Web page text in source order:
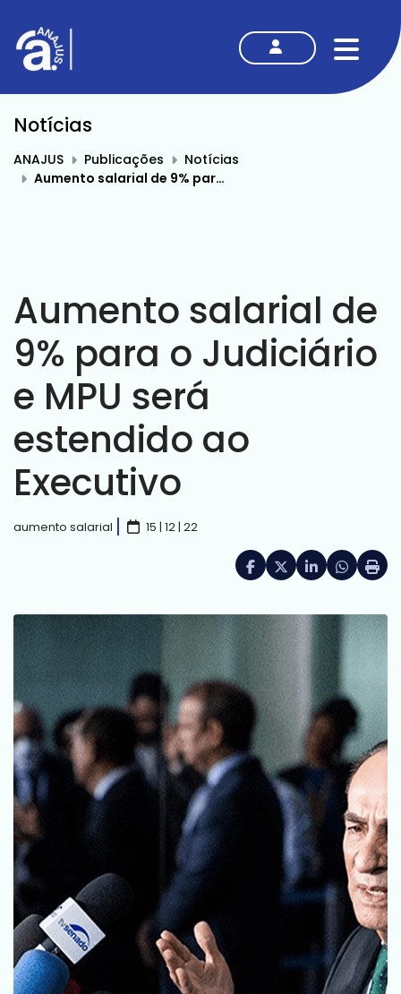
MENU
Notícias
ANAJUS Publicações
Notícias
Aumento salarial de 9% para o Judiciário e MPU será estendido ao Executivo
Aumento salarial de
9% para o Judiciário
e MPU será
estendido ao
Executivo
aumento salarial 15 | 12 | 22